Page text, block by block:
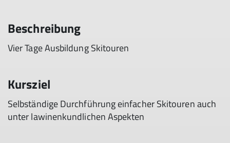
Beschreibung
Vier Tage Ausbildung Skitouren
Kursziel
Selbständige Durchführung einfacher Skitouren auch
unter lawinenkundlichen Aspekten